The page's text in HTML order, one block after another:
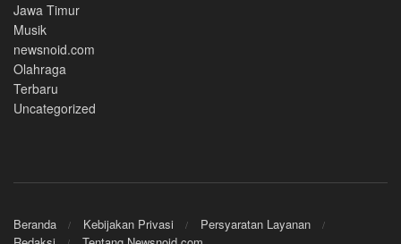
Jawa Timur
Musik
newsnoid.com
Olahraga
Terbaru
Uncategorized
Beranda Kebijakan Privasi
Persyaratan Layanan